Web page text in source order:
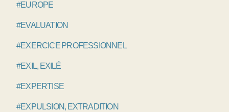
#EUROPE
#EVALUATION
#EXERCICE PROFESSIONNEL
#EXIL, EXILÉ
#EXPERTISE
#EXPULSION, EXTRADITION